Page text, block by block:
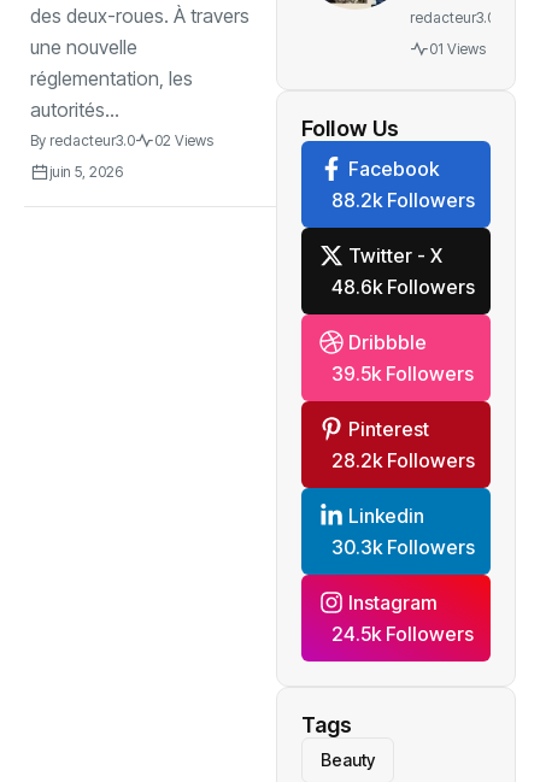
des deux-roues. À travers
une nouvelle
réglementation, les
autorités...
By redacteur3.0
02 Views
juin 5, 2026
de
redacteur3.0
01 Views
Follow Us
Facebook
88.2k Followers
Twitter - X
48.6k Followers
Dribbble
39.5k Followers
Pinterest
28.2k Followers
Linkedin
30.3k Followers
Instagram
24.5k Followers
Tags
Beauty